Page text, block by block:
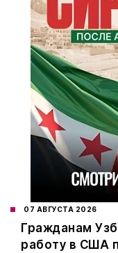
07 АВГУСТА 2026
Гражданам
работу в США